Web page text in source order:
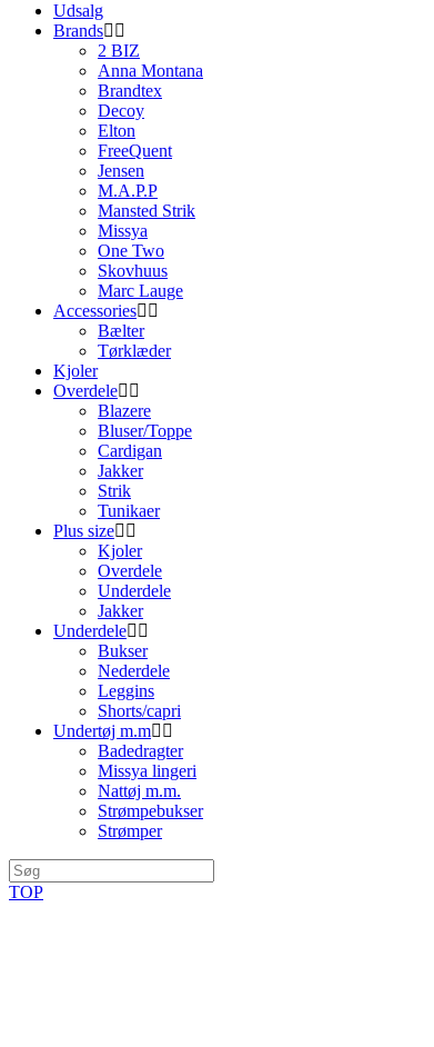
Udsalg
Brands
2 BIZ
Anna Montana
Brandtex
Decoy
Elton
FreeQuent
Jensen
M.A.P.P
Mansted Strik
Missya
One Two
Skovhuus
Marc Lauge
Accessories
Bælter
Tørklæder
Kjoler
Overdele
Blazere
Bluser/Toppe
Cardigan
Jakker
Strik
Tunikaer
Plus size
Kjoler
Overdele
Underdele
Jakker
Underdele
Bukser
Nederdele
Leggins
Shorts/capri
Undertøj m.m
Badedragter
Missya lingeri
Nattøj m.m.
Strømpebukser
Strømper
TOP